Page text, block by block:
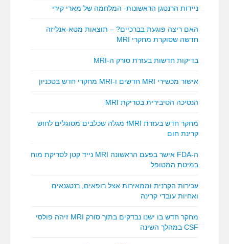
ניידות הרנטגן הראשונות- המלחמה של מארי קירי
האם ריצה פוגעת בברכיים? – תוצאות מטא-אנליזה
חדשה שסוקרת מחקרי MRI
בדיקות חדשות בעזרת סורק ה-MRI
אישור מכשירי MRI חדשים ו-MRI מחקרי חדש בטכניון
הנסיכה הסיבירית בסריקת MRI
מחקר חדש בעזרת fMRI מגלה שכלבים מסוגלים לחוש
קרינת חום
ה-FDA אישר בפעם הראשונה MRI נייד קטן לסריקת מוח
במיטת המטופל
עכירות הקרנית וממאירות אצל רופאים, רנטגנאים
ואחיות עובדי קרינה
מחקר חדש בו ישנו נבדקים בתוך סורק MRI זיהה פולסי
CSF במהלך השינה